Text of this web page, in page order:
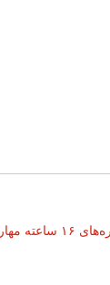
دوره‌های ۱۶